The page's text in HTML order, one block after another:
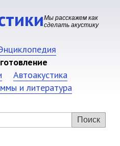
Мы расскажем как
сделать акустику
Автоакустика
и литература